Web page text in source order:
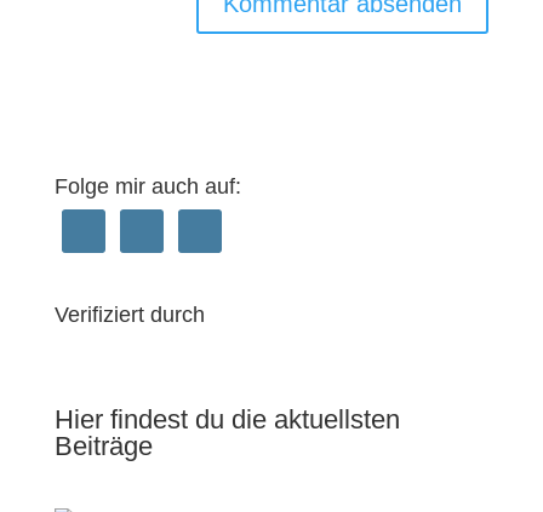
Folge mir auch auf:
Verifiziert durch
Hier findest du die aktuellsten
Beiträge